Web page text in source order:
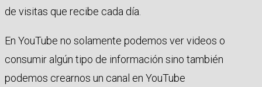
de visitas que recibe cada día.
En YouTube no solamente podemos ver videos o
consumir algún tipo de información sino también
podemos crearnos un canal en YouTube